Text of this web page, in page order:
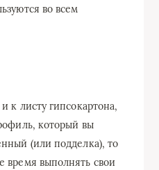
во всем
к листу гипсокартона,
который вы
(или подделка), то
время выполнять свои